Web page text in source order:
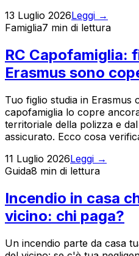
13 Luglio 2026Leggi →
Famiglia7 min di lettura
RC Capofamiglia:
Erasmus sono
Tuo figlio studia in Erasmus
capofamiglia lo copre
territoriale della polizza e
assicurato. Ecco cosa
11 Luglio 2026Leggi →
Guida8 min di lettura
Incendio in casa
vicino: chi paga?
Un incendio parte da casa